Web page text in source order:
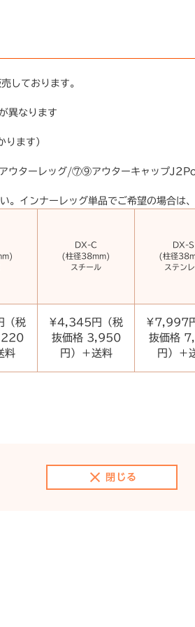
しております。
異なります
ます）
ウターレッグ/⑦⑨アウターキャップ
ンナーレッグ単品でご希望の場合は、
DX-C
(柱径38mm)
スチール
DX-S
(柱径
ステン
税
料
¥4,345円（税
抜価格 3,950
円）＋送料
¥7,997
抜価格
円）＋